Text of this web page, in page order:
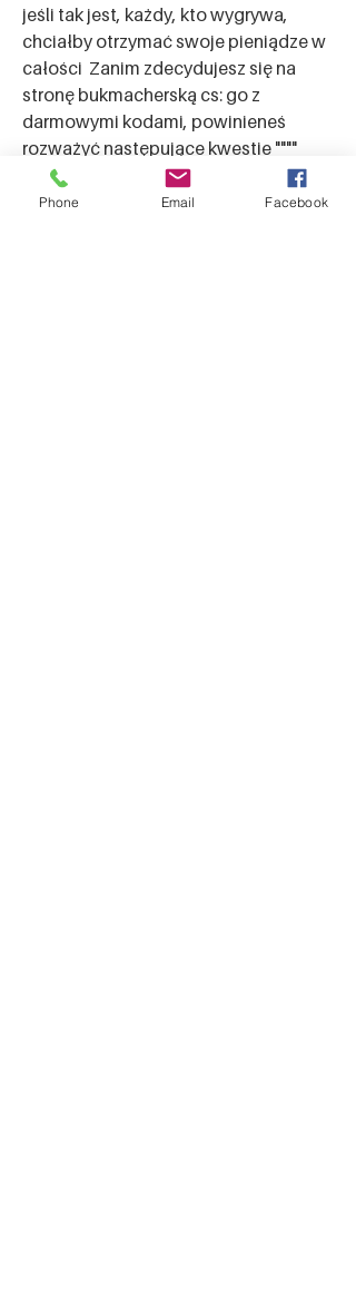
jeśli tak jest, każdy, kto wygrywa,
chciałby otrzymać swoje pieniądze w
całości  Zanim zdecydujesz się na
stronę bukmacherską cs: go z
darmowymi kodami, powinieneś
rozważyć następujące kwestie """"
Phone Email Facebook